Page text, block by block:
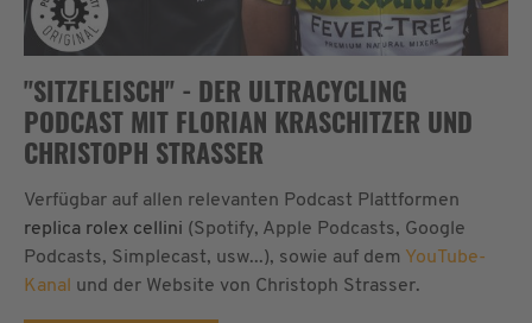
"SITZFLEISCH" - DER ULTRACYCLING
PODCAST MIT FLORIAN KRASCHITZER UND
CHRISTOPH STRASSER
Verfügbar auf allen relevanten Podcast Plattformen
replica rolex cellini (Spotify, Apple Podcasts, Google
Podcasts, Simplecast, usw...), sowie auf dem YouTube-
Kanal und der Website von Christoph Strasser.